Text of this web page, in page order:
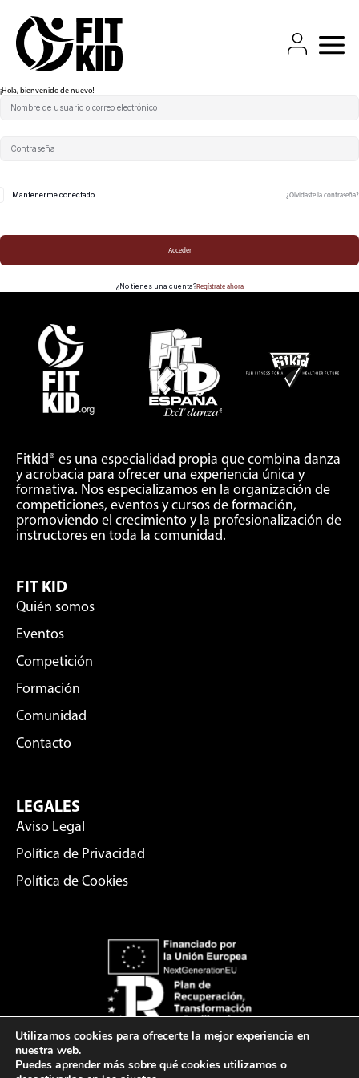
TIENDA FITKID
CONTACTO
¡Hola, bienvenido de nuevo!
Mantenerme conectado ¿Olvidaste la contraseña?
Acceder
¿No tienes una cuenta?Regístrate ahora
Fitkid® es una especialidad propia que combina danza
y acrobacia para ofrecer una experiencia única y
formativa. Nos especializamos en la organización de
competiciones, eventos y cursos de formación,
promoviendo el crecimiento y la profesionalización de
instructores en toda la comunidad.
FIT KID
Quién somos
Eventos
Competición
Formación
Comunidad
Contacto
LEGALES
Aviso Legal
Política de Privacidad
Política de Cookies
FITKID © 2026. Todos los derechos reservados.
Utilizamos cookies para ofrecerte la mejor experiencia en
nuestra web.
Puedes aprender más sobre qué cookies utilizamos o